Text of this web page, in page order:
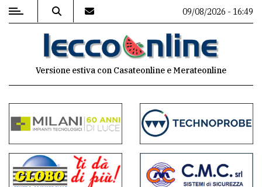
MENU
commenti
Contenuti
del
sito
09/08/2026 - 16:49
Versione estiva con Casateonline e Merateonline